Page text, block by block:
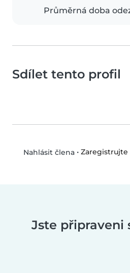
Průměrná doba
Sdílet tento profil
Nahlásit člena• Zaregistrujte
Jste připraveni